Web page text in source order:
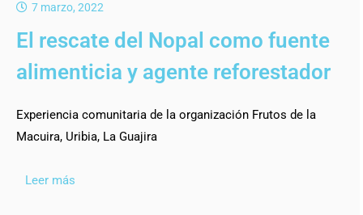
7 marzo, 2022
El rescate del Nopal como fuente
alimenticia y agente reforestador
Experiencia comunitaria de la organización Frutos de la
Macuira, Uribia, La Guajira
Leer más